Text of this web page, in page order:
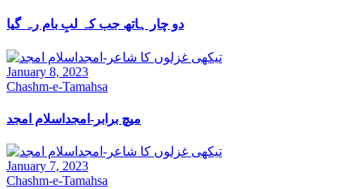
دو چار ہاتھ جب کہ لبِ بام رہ گیا
January 8, 2023
Chashm-e-Tamahsa
میچ برابر-امجداسلام امجد
January 7, 2023
Chashm-e-Tamahsa